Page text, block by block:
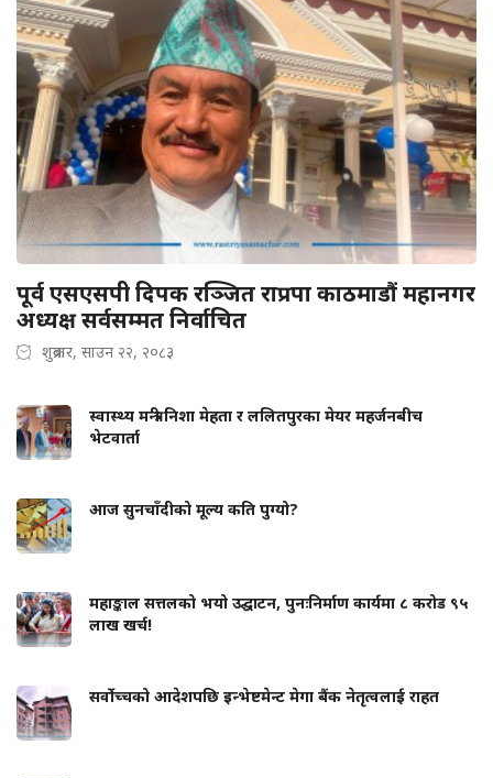
पूर्व एसएसपी दिपक रञ्जित राप्रपा काठमाडौं महानगर
अध्यक्ष सर्वसम्मत निर्वाचित
शुक्रबार, साउन २२, २०८३
स्वास्थ्य मन्त्री निशा मेहता र ललितपुरका मेयर महर्जनबीच
भेटवार्ता
आज सुनचाँदीको मूल्य कति पुग्यो?
महाङ्काल सत्तलको भयो उद्घाटन, पुनःनिर्माण कार्यमा ८ करोड ९५
लाख खर्च!
सर्वोच्चको आदेशपछि इन्भेष्टमेन्ट मेगा बैंक नेतृत्वलाई राहत